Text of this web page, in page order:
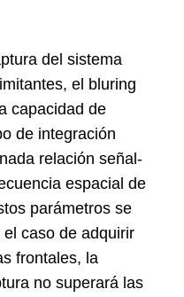
del sistema
el bluring
capacidad de
de integración
relación señal-
espacial de
parámetros se
caso de adquirir
frontales, la
no superará las